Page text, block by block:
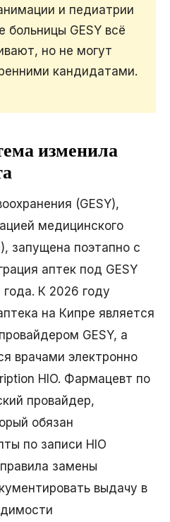
и педиатрии
GESY всё
но не могут
кандидатами.
изменила
(GESY),
медицинского
запущена поэтапно с
аптек под GESY
К 2026 году
на Кипре является
GESY, а
врачами электронно
HIO. Фармацевт по
провайдер,
обязан
по записи HIO
замены
выдачу в